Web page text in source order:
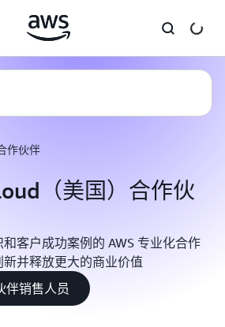
作伙伴
（美国）合作伙
客户成功案例的 AWS 专业化合作
并释放更大的商业价值
伴销售人员